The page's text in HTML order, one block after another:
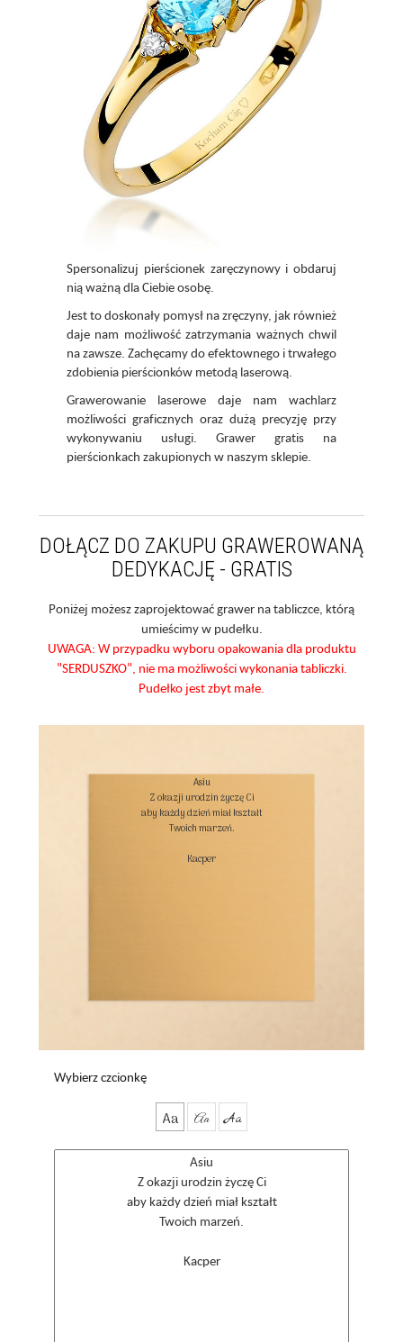
Spersonalizuj pierścionek zaręczynowy i obdaruj
nią ważną dla Ciebie osobę.
Jest to doskonały pomysł na zręczyny, jak również
daje nam możliwość zatrzymania ważnych chwil
na zawsze. Zachęcamy do efektownego i trwałego
zdobienia pierścionków metodą laserową.
Grawerowanie laserowe daje nam wachlarz
możliwości graficznych oraz dużą precyzję przy
wykonywaniu usługi. Grawer gratis na
pierścionkach zakupionych w naszym sklepie.
DOŁĄCZ DO ZAKUPU GRAWEROWANĄ
DEDYKACJĘ - GRATIS
Poniżej możesz zaprojektować grawer na tabliczce, którą
umieścimy w pudełku.
UWAGA: W przypadku wyboru opakowania dla produktu
"SERDUSZKO", nie ma możliwości wykonania tabliczki.
Pudełko jest zbyt małe.
Asiu
Z okazji urodzin życzę Ci
aby każdy dzień miał kształt
Twoich marzeń.
Kacper
Wybierz czcionkę
Aa Aa Aa